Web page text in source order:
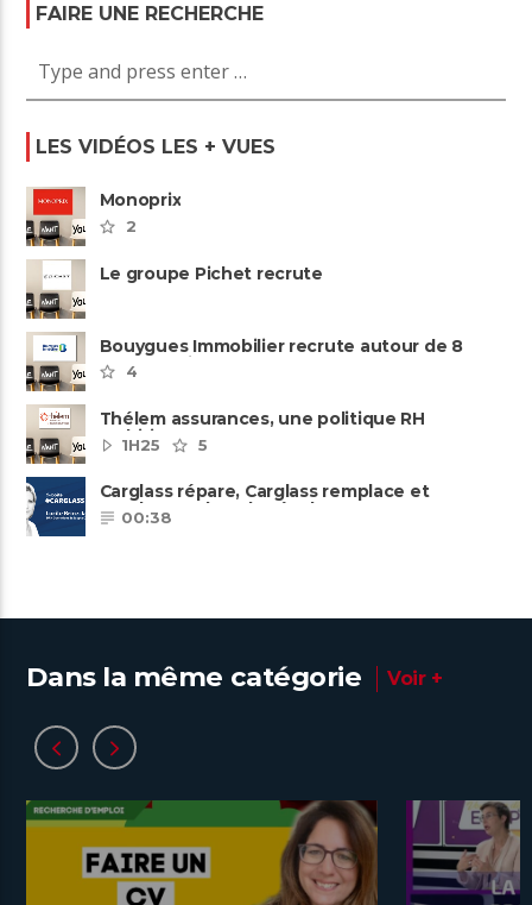
FAIRE UNE RECHERCHE
LES VIDÉOS LES + VUES
Monoprix
2
Le groupe Pichet recrute
Bouygues Immobilier recrute autour de 8
pôles métiers
4
Thélem assurances, une politique RH
ambitieuse
1H25 5
Carglass répare, Carglass remplace et
Carglass embauche également.
00:38
Dans la même catégorie Voir +